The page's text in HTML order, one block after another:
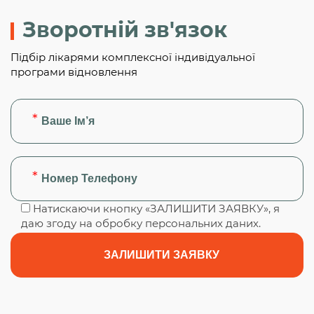
Зворотній зв'язок
Підбір лікарями комплексної індивідуальної
програми відновлення
Натискаючи кнопку «ЗАЛИШИТИ ЗАЯВКУ», я
даю згоду на обробку персональних даних.